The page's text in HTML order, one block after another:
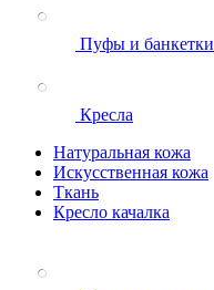
Пуфы и банкетки
Кресла
Натуральная кожа
Искусственная кожа
Ткань
Кресло качалка